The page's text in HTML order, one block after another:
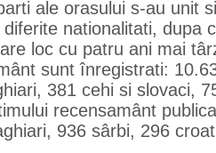
ale orasului s-au unit
nationalitati, dupa
loc cu patru ani mai
sunt înregistrati:
381 cehi si slovaci,
recensamânt
936 sârbi, 296